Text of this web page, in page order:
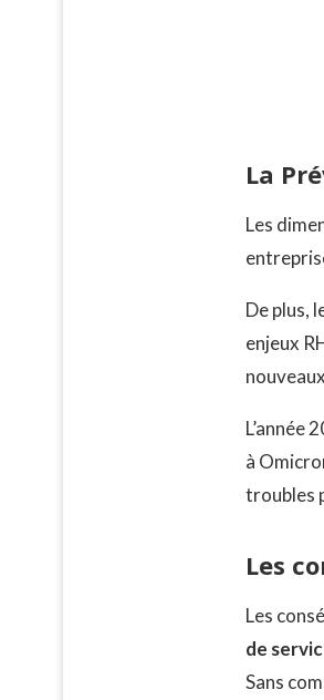
La
Les
De plus,
enjeux
L’année
à
troubles
Les
Les
de
Sans